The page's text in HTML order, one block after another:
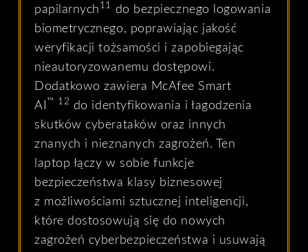
papilarnych 11
do bezpiecznego logowania
biometrycznego, poprawiając jakość
weryfikacji tożsamości i zapobiegając
nieautoryzowanemu dostępowi.
Dodatkowo zawiera McAfee Smart
AI ™ 12 do identyfikowania i łagodzenia
skutków cyberataków oraz innych
znanych i nieznanych zagrożeń. Ten
laptop łączy w sobie funkcje
bezpieczeństwa klasy biznesowej
z możliwościami sztucznej inteligencji,
które dostosowują się do nowych
zagrożeń cyberbezpieczeństwa i usuwają